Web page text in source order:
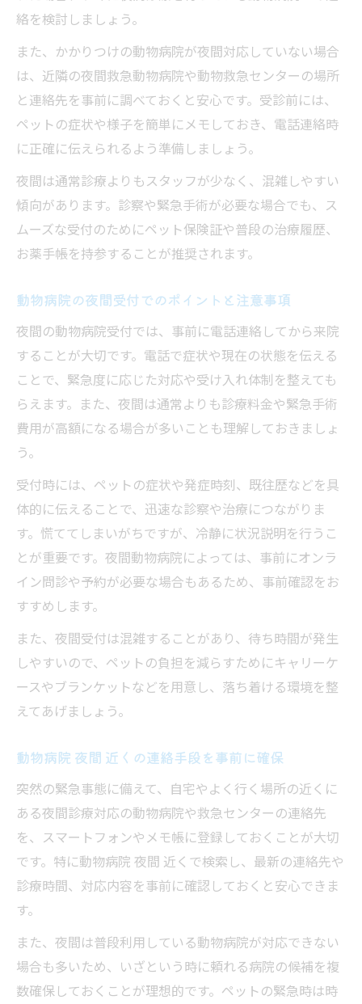
絡を検討しましょう。
また、かかりつけの動物病院が夜間対応していない場合
は、近隣の夜間救急動物病院や動物救急センターの場所
と連絡先を事前に調べておくと安心です。受診前には、
ペットの症状や様子を簡単にメモしておき、電話連絡時
に正確に伝えられるよう準備しましょう。
夜間は通常診療よりもスタッフが少なく、混雑しやすい
傾向があります。診察や緊急手術が必要な場合でも、ス
ムーズな受付のためにペット保険証や普段の治療履歴、
お薬手帳を持参することが推奨されます。
動物病院の夜間受付でのポイントと注意事項
夜間の動物病院受付では、事前に電話連絡してから来院
することが大切です。電話で症状や現在の状態を伝える
ことで、緊急度に応じた対応や受け入れ体制を整えても
らえます。また、夜間は通常よりも診療料金や緊急手術
費用が高額になる場合が多いことも理解しておきましょ
う。
受付時には、ペットの症状や発症時刻、既往歴などを具
体的に伝えることで、迅速な診察や治療につながりま
す。慌ててしまいがちですが、冷静に状況説明を行うこ
とが重要です。夜間動物病院によっては、事前にオンラ
イン問診や予約が必要な場合もあるため、事前確認をお
すすめします。
また、夜間受付は混雑することがあり、待ち時間が発生
しやすいので、ペットの負担を減らすためにキャリーケ
ースやブランケットなどを用意し、落ち着ける環境を整
えてあげましょう。
動物病院 夜間 近くの連絡手段を事前に確保
突然の緊急事態に備えて、自宅やよく行く場所の近くに
ある夜間診療対応の動物病院や救急センターの連絡先
を、スマートフォンやメモ帳に登録しておくことが大切
です。特に動物病院 夜間 近くで検索し、最新の連絡先や
診療時間、対応内容を事前に確認しておくと安心できま
す。
また、夜間は普段利用している動物病院が対応できない
場合も多いため、いざという時に頼れる病院の候補を複
数確保しておくことが理想的です。ペットの緊急時は時